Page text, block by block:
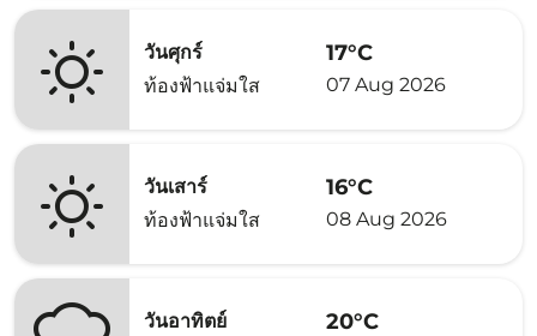
วันศุกร์
ท้องฟ้าแจ่มใส
17°C
07 Aug 2026
วันเสาร์
ท้องฟ้าแจ่มใส
16°C
08 Aug 2026
วันอาทิตย์
20°C